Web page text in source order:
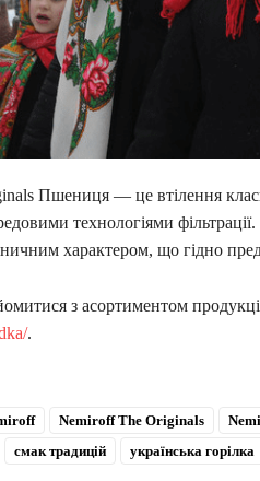
Пшениця — це втілення
технологіями
характером, що гідно
з асортиментом
.
Nemiroff The Originals
смак традицій
українська горілка